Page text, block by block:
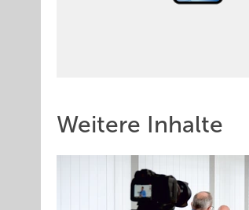
Weitere Inhalte